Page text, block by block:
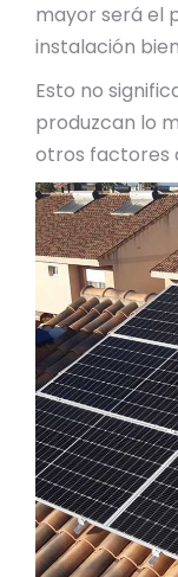
mayor será el
instalación
Esto no
produzcan lo
otros factores